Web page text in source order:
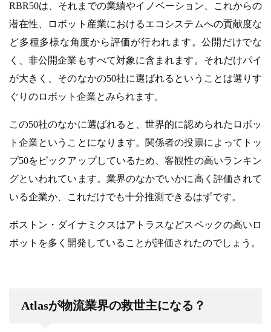
RBR50は、それまでの業績やイノベーション、これからの
潜在性、ロボット産業におけるエコシステムへの貢献度な
ど多種多様な角度から評価が行われます。公開だけでな
く、非公開企業もすべて対象に含まれます。それだけパイ
が大きく、そのなかの50社に選ばれるということは選りす
ぐりのロボット企業とみられます。
この50社のなかに選ばれると、世界的に認められたロボッ
ト企業ということになります。関係者の投票によってトッ
プ50をピックアップしているため、客観性の高いランキン
グといわれています。業界のなかでいかに高く評価されて
いる企業か、これだけでも十分推測できるはずです。
ボストン・ダイナミクスはアトラスなどスペックの高いロ
ボットを多く開発していることが評価されたのでしょう。
Atlasが物流業界の救世主になる？